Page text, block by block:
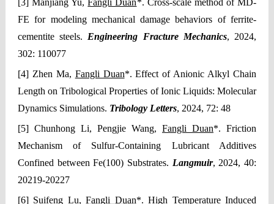
[3] Manjiang Yu,Fangli Duan*. Cross-scale method of MD-
FE for modeling mechanical damage behaviors of ferrite-
cementite steels. Engineering Fracture Mechanics, 2024,
302: 110077
[4] Zhen Ma, Fangli Duan*. Effect of Anionic Alkyl Chain
Length on Tribological Properties of Ionic Liquids: Molecular
Dynamics Simulations. Tribology Letters, 2024, 72: 48
[5] Chunhong Li, Pengjie Wang,Fangli Duan*. Friction
Mechanism of Sulfur-Containing Lubricant Additives
Confined between Fe(100) Substrates. Langmuir, 2024, 40:
20219-20227
[6] Suifeng Lu,Fangli Duan*. High Temperature Induced